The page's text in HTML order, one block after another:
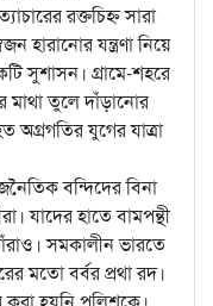
রক্তচিহ্ন সারা
হারানোর যন্ত্রণা নিয়ে
সুশাসন। গ্রামে-শহরে
মাথা তুলে দাঁড়ানোর
যুগের যাত্রা
বন্দিদের বিনা
যাদের হাতে বামপন্থী
সমকালীন ভারতে
মতো বর্বর প্রথা রদ।
করা হয়নি পুলিশকে।